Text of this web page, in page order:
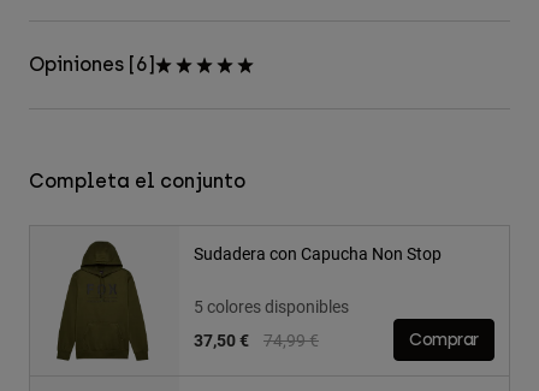
Opiniones [6]
Completa el conjunto
Sudadera con Capucha Non Stop
5 colores disponibles
Price reduced from
74,99 €to
37,50 € Comprar